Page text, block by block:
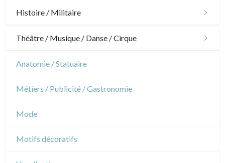
Chasse
Histoire / Militaire
Militaire
Théâtre / Musique / Danse / Cirque
Théâtre
Anatomie / Statuaire
Métiers / Publicité / Gastronomie
Mode
Motifs décoratifs